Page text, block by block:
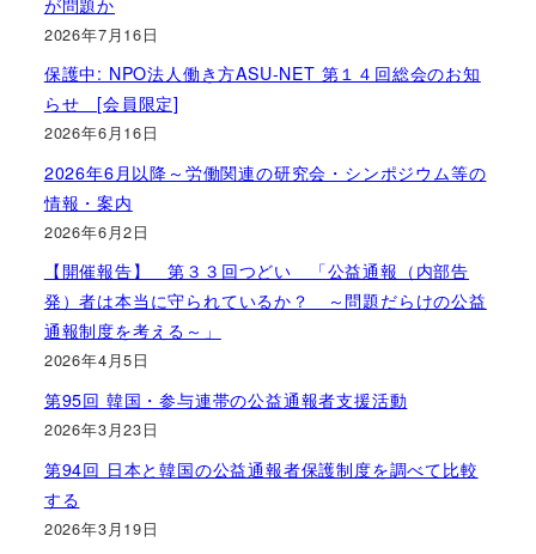
2026年7月16日
保護中: NPO法人働き方ASU-NET 第１４回総会のお知
らせ [会員限定]
2026年6月16日
2026年6月以降～労働関連の研究会・シンポジウム等の
情報・案内
2026年6月2日
【開催報告】 第３３回つどい 「公益通報（内部告
発）者は本当に守られているか？ ～問題だらけの公益
通報制度を考える～」
2026年4月5日
第95回 韓国・参与連帯の公益通報者支援活動
2026年3月23日
第94回 日本と韓国の公益通報者保護制度を調べて比較
する
2026年3月19日